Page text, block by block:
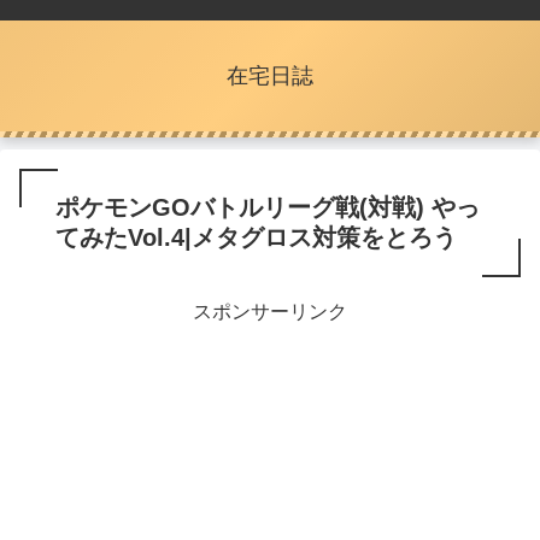
在宅日誌
ポケモンGOバトルリーグ戦(対戦) やっ
てみたVol.4|メタグロス対策をとろう
スポンサーリンク